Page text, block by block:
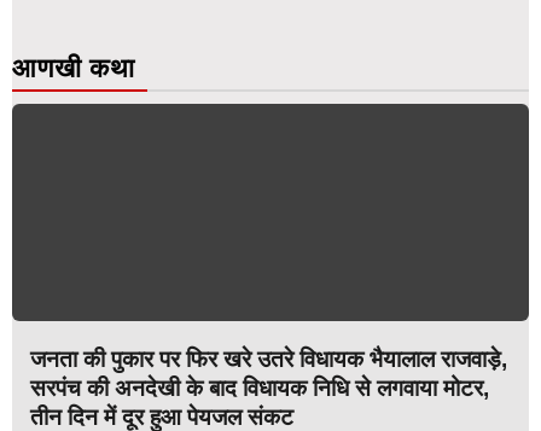
आणखी कथा
जनता की पुकार पर फिर खरे उतरे विधायक भैयालाल राजवाड़े,
सरपंच की अनदेखी के बाद विधायक निधि से लगवाया मोटर,
तीन दिन में दूर हुआ पेयजल संकट